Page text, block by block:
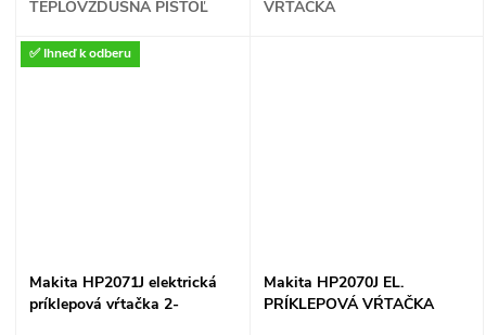
TEPLOVZDUŠNÁ PIŠTOĽ VŔTAČKA
✅ Ihneď k odberu
Makita HP2071J elektrická
príklepová vŕtačka 2-
Makita HP2070J EL.
PRÍKLEPOVÁ VŔTAČKA